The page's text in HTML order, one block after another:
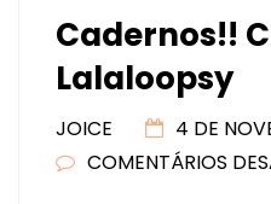
Cadernos!!
Lalaloopsy
JOICE
4 DE
COMENTÁRIOS